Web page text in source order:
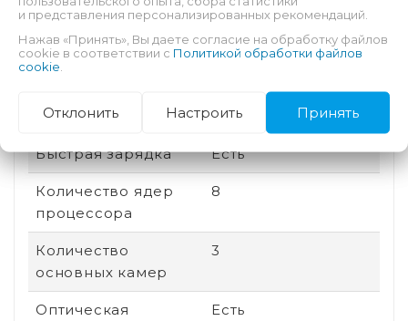
памяти
Соотношение
20:9
Дата выхода 2025
Быстрая зарядка Есть
Количество ядер
процессора
8
Количество
основных камер
3
Оптическая
Есть
и представления персонализированных рекомендаций.
Нажав «Принять», Вы даете согласие на обработку файлов
cookie в соответствии с Политикой обработки файлов
cookie
Отклонить Настроить Принять